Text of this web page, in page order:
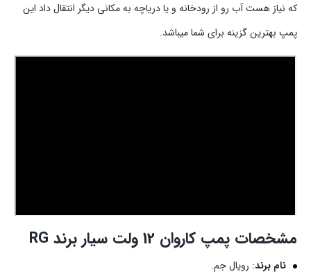
که نیاز هست آب رو از رودخانه و یا دریاچه به مکانی دیگر انتقال داد این
پمپ بهترین گزینه برای شما میباشد.
مشخصات پمپ کاروان 12 ولت سیار برند RG
نام برند: رویال جم.